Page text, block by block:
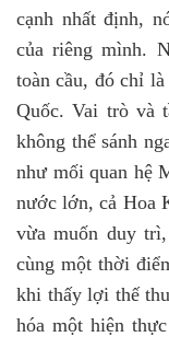
cạnh nhất định,
của riêng mình.
toàn cầu, đó chỉ
Quốc. Vai trò và
không thể sánh
như mối quan hệ
nước lớn, cả Hoa
vừa muốn duy
cùng một thời
khi thấy lợi thế
hóa một hiện